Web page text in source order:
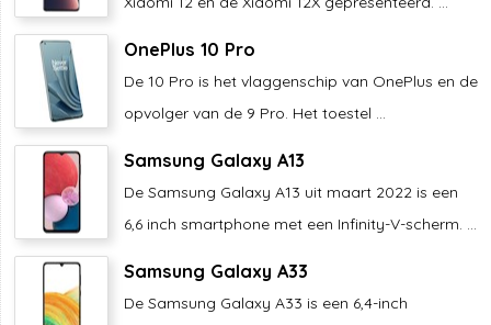
OnePlus 10 Pro
De 10 Pro is het vlaggenschip van OnePlus en de
opvolger van de 9 Pro. Het toestel ...
Samsung Galaxy A13
De Samsung Galaxy A13 uit maart 2022 is een
6,6 inch smartphone met een Infinity-V-scherm. ...
Samsung Galaxy A33
De Samsung Galaxy A33 is een 6,4-inch